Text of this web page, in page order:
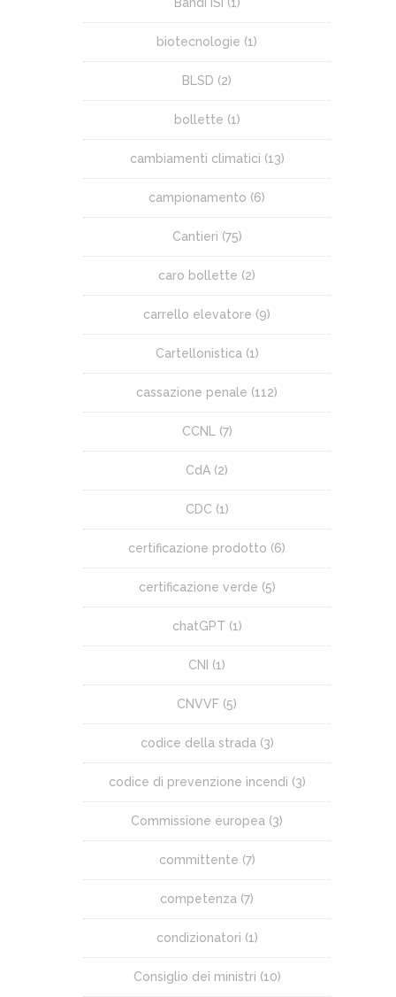
biotecnologie (1)
BLSD (2)
bollette (1)
cambiamenti climatici (13)
campionamento (6)
Cantieri (75)
caro bollette (2)
carrello elevatore (9)
Cartellonistica (1)
cassazione penale (112)
CCNL (7)
CdA (2)
CDC (1)
certificazione prodotto (6)
certificazione verde (5)
chatGPT (1)
CNI (1)
CNVVF (5)
codice della strada (3)
codice di prevenzione incendi (3)
Commissione europea (3)
committente (7)
competenza (7)
condizionatori (1)
Consiglio dei ministri (10)